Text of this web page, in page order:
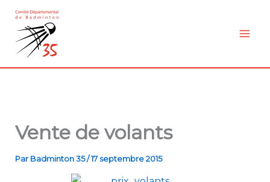
contenu
Vente de volants
Par Badminton 35/17 septembre 2015